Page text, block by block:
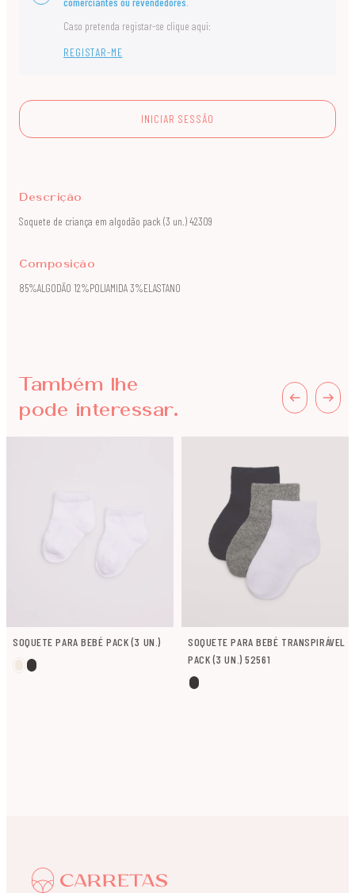
Caso pretenda registar-se clique aqui:
REGISTAR-ME
INICIAR SESSÃO
Descrição
Soquete de criança em algodão pack (3 un.) 42309
Composição
85%ALGODÄO 12%POLIAMIDA 3%ELASTANO
Também lhe
pode interessar.
SOQUETE PARA BEBÉ PACK (3 UN.)
SOQUETE PARA BEBÉ TRANSPIRÁVEL
PACK (3 UN.) 52561